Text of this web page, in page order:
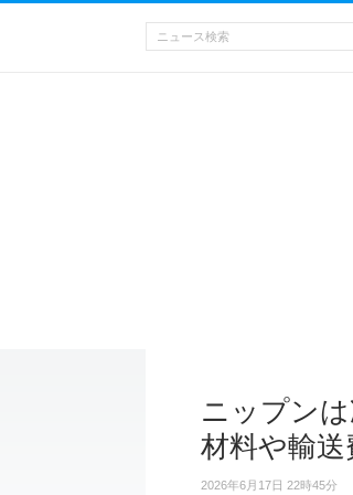
ニップン
材料や輸送
2026年6月17日 22時45分